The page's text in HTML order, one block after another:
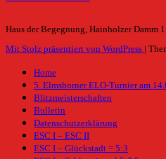
Haus der Begegnung, Hainholzer Damm
Mit Stolz präsentiert von WordPress
Home
5. Elmshorner ELO-Turnier am
Blitzmeisterschaften
Bulletin
Datenschutzerklärung
ESC I – ESC II
ESC I – Glückstadt = 5:3